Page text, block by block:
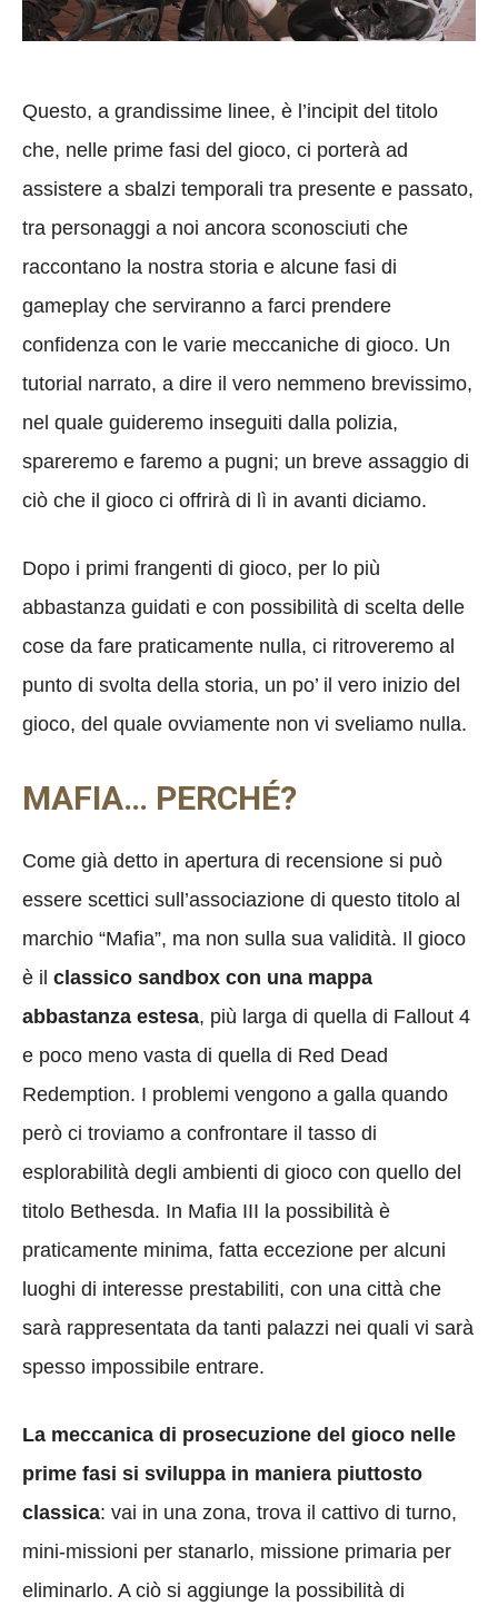
Questo, a grandissime linee, è l’incipit del titolo
che, nelle prime fasi del gioco, ci porterà ad
assistere a sbalzi temporali tra presente e passato,
tra personaggi a noi ancora sconosciuti che
raccontano la nostra storia e alcune fasi di
gameplay che serviranno a farci prendere
confidenza con le varie meccaniche di gioco. Un
tutorial narrato, a dire il vero nemmeno brevissimo,
nel quale guideremo inseguiti dalla polizia,
spareremo e faremo a pugni; un breve assaggio di
ciò che il gioco ci offrirà di lì in avanti diciamo.
Dopo i primi frangenti di gioco, per lo più
abbastanza guidati e con possibilità di scelta delle
cose da fare praticamente nulla, ci ritroveremo al
punto di svolta della storia, un po’ il vero inizio del
gioco, del quale ovviamente non vi sveliamo nulla.
MAFIA… PERCHÉ?
Come già detto in apertura di recensione si può
essere scettici sull’associazione di questo titolo al
marchio “Mafia”, ma non sulla sua validità. Il gioco
è il classico sandbox con una mappa
abbastanza estesa, più larga di quella di Fallout 4
e poco meno vasta di quella di Red Dead
Redemption. I problemi vengono a galla quando
però ci troviamo a confrontare il tasso di
esplorabilità degli ambienti di gioco con quello del
titolo Bethesda. In Mafia III la possibilità è
praticamente minima, fatta eccezione per alcuni
luoghi di interesse prestabiliti, con una città che
sarà rappresentata da tanti palazzi nei quali vi sarà
spesso impossibile entrare.
La meccanica di prosecuzione del gioco nelle
prime fasi si sviluppa in maniera piuttosto
classica: vai in una zona, trova il cattivo di turno,
mini-missioni per stanarlo, missione primaria per
eliminarlo. A ciò si aggiunge la possibilità di